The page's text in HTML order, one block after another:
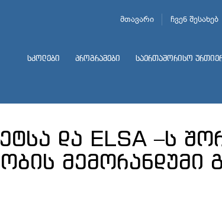
მთავარი ჩვენ შესახებ
სკოლები პროგრამები საერთაშორისო
და ELSA –ს
მემორანდუმი